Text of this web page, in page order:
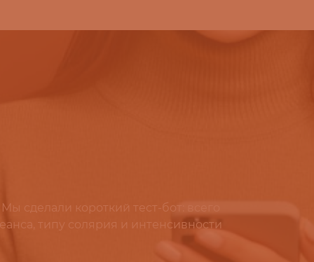
сделали короткий тест-бот: всего
типу солярия и интенсивности